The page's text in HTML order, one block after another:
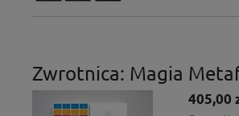
Zwrotnica: Magia
405,00